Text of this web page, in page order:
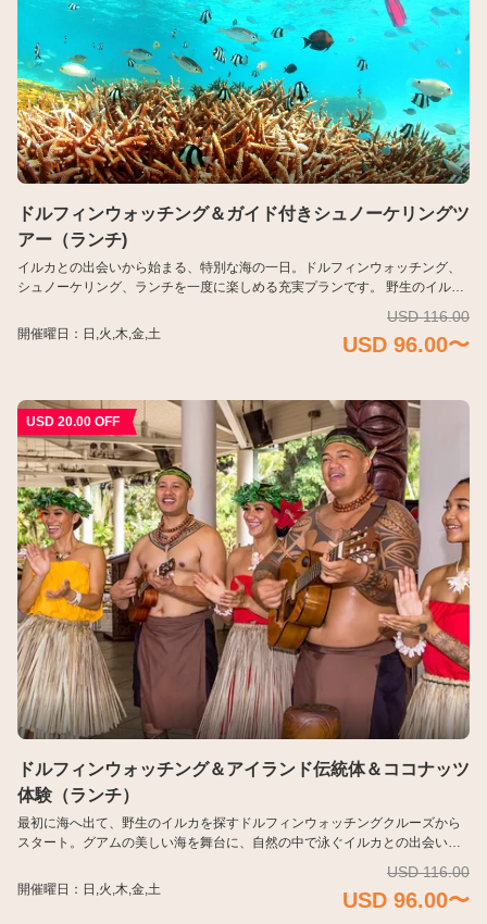
ドルフィンウォッチング＆ガイド付きシュノーケリングツ
アー（ランチ)
イルカとの出会いから始まる、特別な海の一日。ドルフィンウォッチング、
シュノーケリング、ランチを一度に楽しめる充実プランです。 野生のイルカ
辺で、サンゴ礁や色とりどりの魚たちを間近に体験します。 経験豊富なスタ
ッフが同行し、初心者でも安心。締めくくりは、バラエティ豊かなランチビ
開催曜日：日,火,木,金,土
USD 116.00
USD 96.00〜
USD 20.00 OFF
ドルフィンウォッチング＆アイランド伝統体＆ココナッツ
体験（ランチ）
最初に海へ出て、野生のイルカを探すドルフィンウォッチングクルーズから
スタート。グアムの美しい海を舞台に、自然の中で泳ぐイルカとの出会いを
て文化体験へ。「生命の木」と呼ばれるココナッツについて学び、割り方や
開催曜日：日,火,木,金,土
USD 116.00
USD 96.00〜